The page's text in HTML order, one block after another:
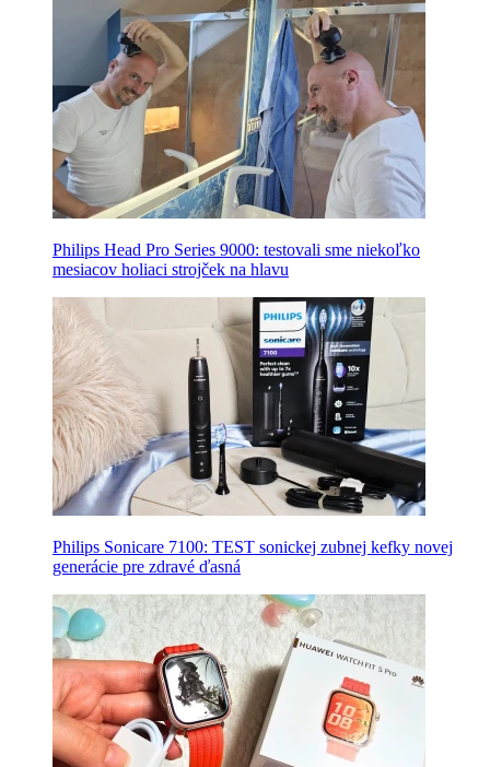
Philips Head Pro Series 9000: testovali sme niekoľko
mesiacov holiaci strojček na hlavu
Philips Sonicare 7100: TEST sonickej zubnej kefky novej
generácie pre zdravé ďasná